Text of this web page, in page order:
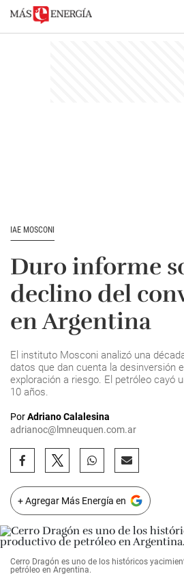
IAE MOSCONI
Duro informe
declino del
en Argentina
El instituto Mosconi analizó una
datos que dan cuenta la desinversión
exploración a riesgo. El petróleo cayó
10 años.
PorAdriano Calalesina
adrianoc@lmneuquen.com.ar
+ Agregar Más Energía en
Cerro Dragón es uno de los históricos
petróleo en Argentina.